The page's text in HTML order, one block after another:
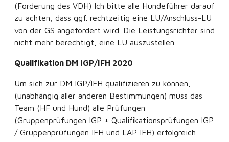
(Forderung des VDH) Ich bitte alle Hundeführer darauf
zu achten, dass ggf. rechtzeitig eine LU/Anschluss-LU
von der GS angefordert wird. Die Leistungsrichter sind
nicht mehr berechtigt, eine LU auszustellen.
Qualifikation DM IGP/IFH 2020
Um sich zur DM IGP/IFH qualifizieren zu können,
(unabhängig aller anderen Bestimmungen) muss das
Team (HF und Hund) alle Prüfungen
(Gruppenprüfungen IGP + Qualifikationsprüfungen IGP
/ Gruppenprüfungen IFH und LAP IFH) erfolgreich